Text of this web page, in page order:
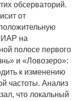
обсерваторий.
от
ИАР на
полосе первого
и «Ловозеро»:
к изменению
частоты. Анализ
что локальный